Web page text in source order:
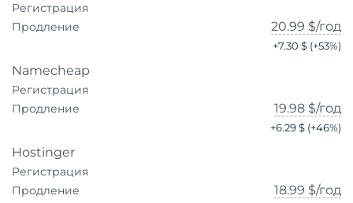
Регистрация
Продление
20.99 $/год
+7.30 $ (+53%)
Namecheap
Регистрация
Продление
19.98 $/год
+6.29 $ (+46%)
Hostinger
Регистрация
Продление
18.99 $/год